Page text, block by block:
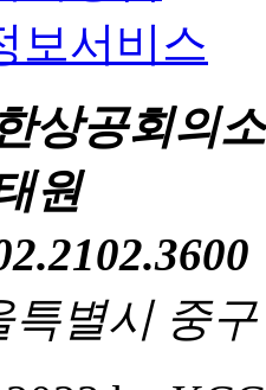
보서비스
상공회의소
원
특별시 중